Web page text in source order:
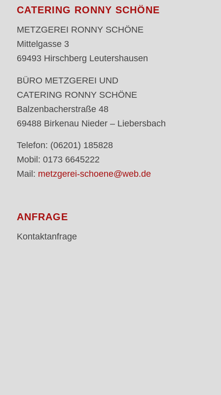
CATERING RONNY SCHÖNE
METZGEREI RONNY SCHÖNE
Mittelgasse 3
69493 Hirschberg Leutershausen
BÜRO METZGEREI UND
CATERING RONNY SCHÖNE
Balzenbacherstraße 48
69488 Birkenau Nieder – Liebersbach
Telefon: (06201) 185828
Mobil: 0173 6645222
Mail: metzgerei-schoene@web.de
ANFRAGE
Kontaktanfrage